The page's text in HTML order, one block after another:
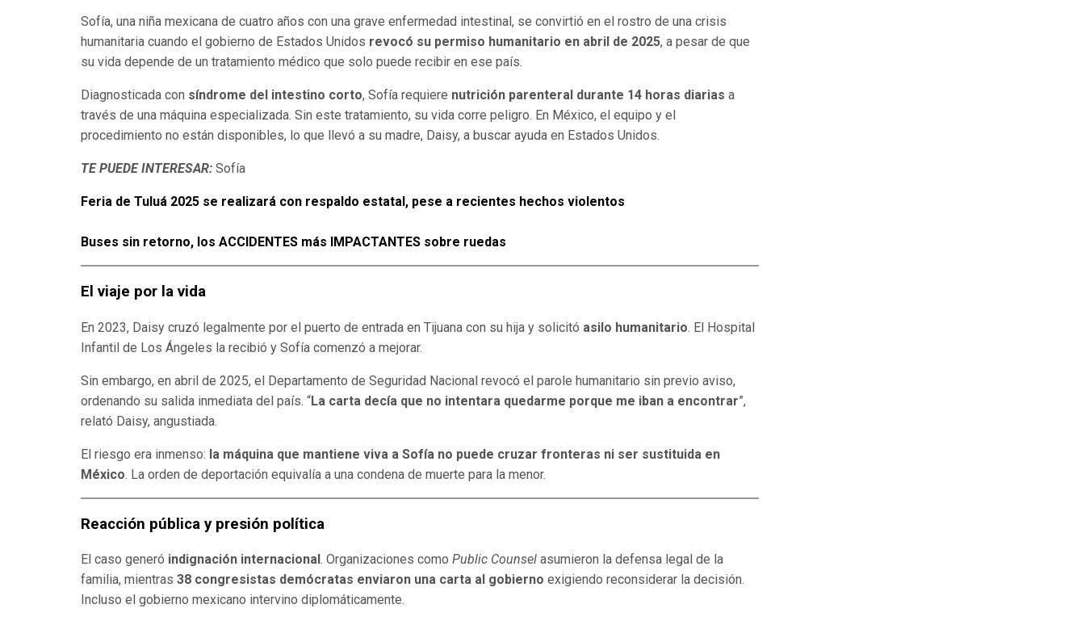
Sofía, una niña mexicana de cuatro años con una grave enfermedad intestinal, se convirtió en el rostro de una crisis
humanitaria cuando el gobierno de Estados Unidos revocó su permiso humanitario en abril de 2025, a pesar de que
su vida depende de un tratamiento médico que solo puede recibir en ese país.
Diagnosticada con síndrome del intestino corto, Sofía requiere nutrición parenteral durante 14 horas diarias a
través de una máquina especializada. Sin este tratamiento, su vida corre peligro. En México, el equipo y el
procedimiento no están disponibles, lo que llevó a su madre, Daisy, a buscar ayuda en Estados Unidos.
TE PUEDE INTERESAR: Sofía
Feria de Tuluá 2025 se realizará con respaldo estatal, pese a recientes hechos violentos
Buses sin retorno, los ACCIDENTES más IMPACTANTES sobre ruedas
El viaje por la vida
En 2023, Daisy cruzó legalmente por el puerto de entrada en Tijuana con su hija y solicitó asilo humanitario. El Hospital
Infantil de Los Ángeles la recibió y Sofía comenzó a mejorar.
Sin embargo, en abril de 2025, el Departamento de Seguridad Nacional revocó el parole humanitario sin previo aviso,
ordenando su salida inmediata del país. “La carta decía que no intentara quedarme porque me iban a encontrar”,
relató Daisy, angustiada.
El riesgo era inmenso: la máquina que mantiene viva a Sofía no puede cruzar fronteras ni ser sustituida en
México. La orden de deportación equivalía a una condena de muerte para la menor.
Reacción pública y presión política
El caso generó indignación internacional . Organizaciones como Public Counsel asumieron la defensa legal de la
familia, mientras 38 congresistas demócratas enviaron una carta al gobierno exigiendo reconsiderar la decisión.
Incluso el gobierno mexicano intervino diplomáticamente.